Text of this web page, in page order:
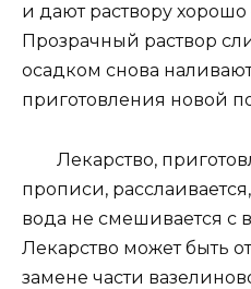
и дают раствору хорошо
Прозрачный раствор
осадком снова
приготовления новой
Лекарство,
прописи,
вода не смешивается с
Лекарство может быть
замене части